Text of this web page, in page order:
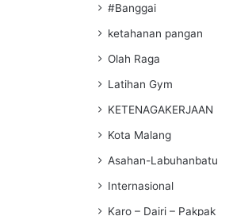
#Banggai
ketahanan pangan
Olah Raga
Latihan Gym
KETENAGAKERJAAN
Kota Malang
Asahan-Labuhanbatu
Internasional
Karo – Dairi – Pakpak